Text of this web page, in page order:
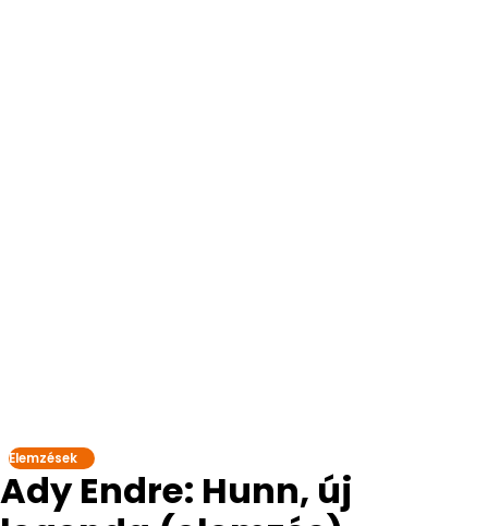
Elemzések
Ady Endre: Hunn, új